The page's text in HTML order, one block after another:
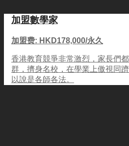
加盟數學家
加盟费: HKD178,000/永久
香港教育競爭非常激烈，家長們
群，擠身名校，在學業上傲視同
以說是各師各法。